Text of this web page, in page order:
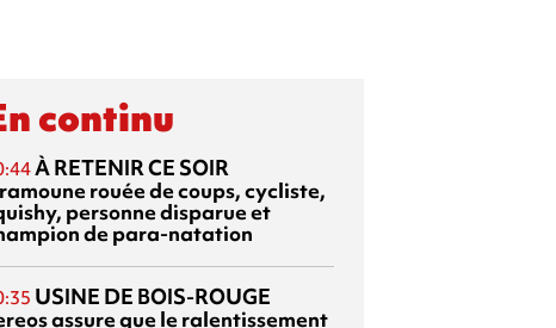
continu
À RETENIR CE SOIR
rouée de coups, cycliste,
personne disparue et
de para-natation
USINE DE BOIS-ROUGE
assure que le ralentissement